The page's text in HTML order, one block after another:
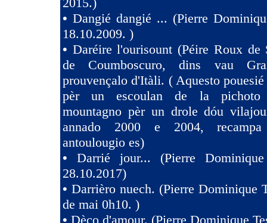
• Dangié dangié ... (Pierre
18.10.2009. )
• Daréire l'ourisount (Péire Roux de
de Coumboscuro, dins vau
prouvençalo d'Itàli. ( Aquesto
pèr un escoulan de la pichoto
mountagno pèr un drole dóu
annado 2000 e 2004,
antoulougio es)
• Darrié jour... (Pierre
28.10.2017)
• Darrièro nuech. (Pierre Dominique
de mai 0h10. )
• Dèco d'amour. (Pierre Dominique